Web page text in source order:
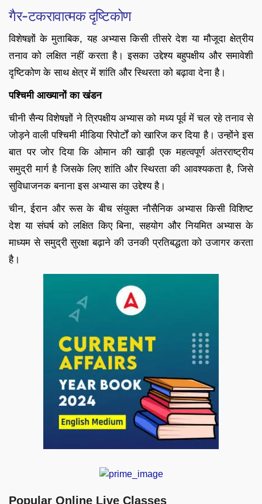
गैर-टकरावात्मक दृष्टिकोण
विशेषज्ञों के मुताबिक, यह अभ्यास किसी तीसरे देश या मौजूदा क्षेत्रीय
तनाव को लक्षित नहीं करता है। इसका उद्देश्य बहुपक्षीय और समावेशी
दृष्टिकोण के साथ क्षेत्र में शांति और स्थिरता को बढ़ावा देना है।
पश्चिमी आख्यानों का खंडन
चीनी सैन्य विशेषज्ञों ने त्रिपक्षीय अभ्यास को मध्य पूर्व में चल रहे तनाव से
जोड़ने वाली पश्चिमी मीडिया रिपोर्टों को खारिज कर दिया है। उन्होंने इस
बात पर जोर दिया कि ओमान की खाड़ी एक महत्वपूर्ण अंतरराष्ट्रीय
समुद्री मार्ग है जिसके लिए शांति और स्थिरता की आवश्यकता है, जिसे
सुविधाजनक बनाना इस अभ्यास का उद्देश्य है।
चीन, ईरान और रूस के बीच संयुक्त नौसैनिक अभ्यास किसी विशिष्ट
देश या संघर्ष को लक्षित किए बिना, सहयोग और नियमित अभ्यास के
माध्यम से समुद्री सुरक्षा बढ़ाने की उनकी प्रतिबद्धता को उजागर करता
है।
Popular Online Live Classes